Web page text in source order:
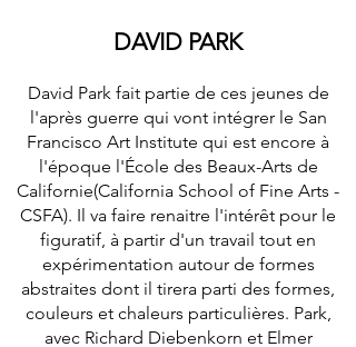
DAVID PARK
David Park fait partie de ces jeunes de
l'après guerre qui vont intégrer le San
Francisco Art Institute qui est encore à
l'époque l'École des Beaux-Arts de
Californie(California School of Fine Arts -
CSFA). Il va faire renaitre l'intérêt pour le
figuratif, à partir d'un travail tout en
expérimentation autour de formes
abstraites dont il tirera parti des formes,
couleurs et chaleurs particulières. Park,
avec Richard Diebenkorn et Elmer